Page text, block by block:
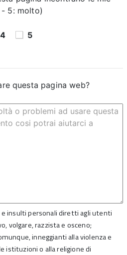
- 5: molto)
4 5
questa pagina web?
insulti personali diretti agli utenti
volgare, razzista e osceno;
inneggianti alla violenza e
istituzioni o alla religione di